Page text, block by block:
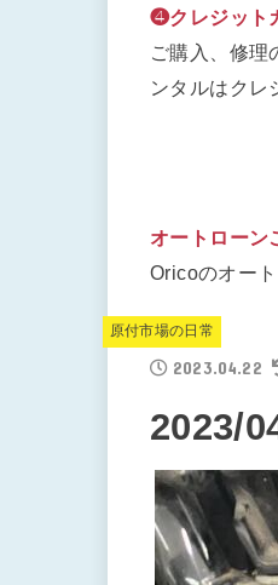
❹クレジット
ご購入、修
ンタルはクレ
オートローン
Oricoのオー
原付市場の日常
2023.04.22
2023/